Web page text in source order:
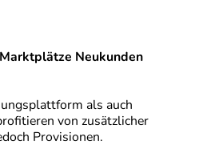
Neukunden
als auch
von zusätzlicher
Provisionen.